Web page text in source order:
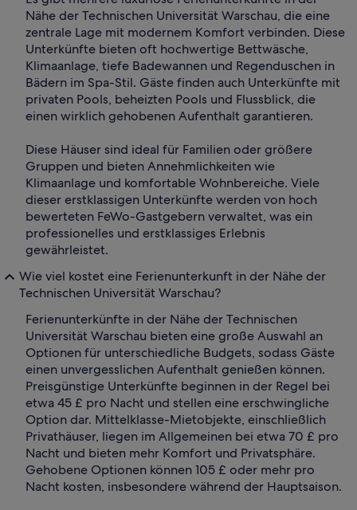
Nähe der Technischen Universität Warschau, die eine
zentrale Lage mit modernem Komfort verbinden. Diese
Unterkünfte bieten oft hochwertige Bettwäsche,
Klimaanlage, tiefe Badewannen und Regenduschen in
Bädern im Spa-Stil. Gäste finden auch Unterkünfte mit
privaten Pools, beheizten Pools und Flussblick, die
einen wirklich gehobenen Aufenthalt garantieren.
Diese Häuser sind ideal für Familien oder größere
Gruppen und bieten Annehmlichkeiten wie
Klimaanlage und komfortable Wohnbereiche. Viele
dieser erstklassigen Unterkünfte werden von hoch
bewerteten FeWo-Gastgebern verwaltet, was ein
professionelles und erstklassiges Erlebnis
gewährleistet.
Wie viel kostet eine Ferienunterkunft in der Nähe der
Technischen Universität Warschau?
Ferienunterkünfte in der Nähe der Technischen
Universität Warschau bieten eine große Auswahl an
Optionen für unterschiedliche Budgets, sodass Gäste
einen unvergesslichen Aufenthalt genießen können.
Preisgünstige Unterkünfte beginnen in der Regel bei
etwa 45 £ pro Nacht und stellen eine erschwingliche
Option dar. Mittelklasse-Mietobjekte, einschließlich
Privathäuser, liegen im Allgemeinen bei etwa 70 £ pro
Nacht und bieten mehr Komfort und Privatsphäre.
Gehobene Optionen können 105 £ oder mehr pro
Nacht kosten, insbesondere während der Hauptsaison.